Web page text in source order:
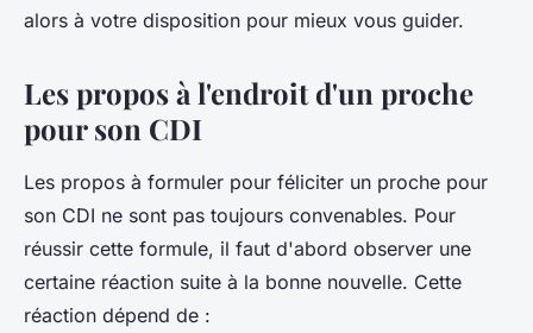
alors à votre disposition pour mieux vous guider.
Les propos à l'endroit d'un proche
pour son CDI
Les propos à formuler pour féliciter un proche pour
son CDI ne sont pas toujours convenables. Pour
réussir cette formule, il faut d'abord observer une
certaine réaction suite à la bonne nouvelle. Cette
réaction dépend de :